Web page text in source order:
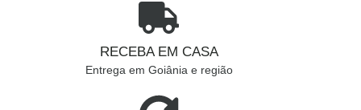
RECEBA EM CASA
Entrega em Goiânia e região